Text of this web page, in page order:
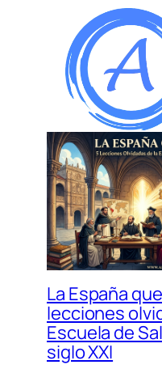
La España
lecciones
Escuela de
siglo XXI